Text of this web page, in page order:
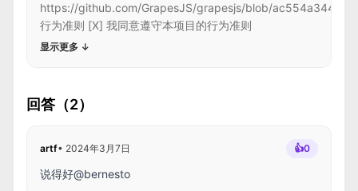
https://github.com/GrapesJS/grapesjs/blob/
行为准则 [X] 我同意遵守本项目的行为准则
显示更多 ↓
回答（2）
artf• 2024年3月7日 👍0
说得好@bernesto